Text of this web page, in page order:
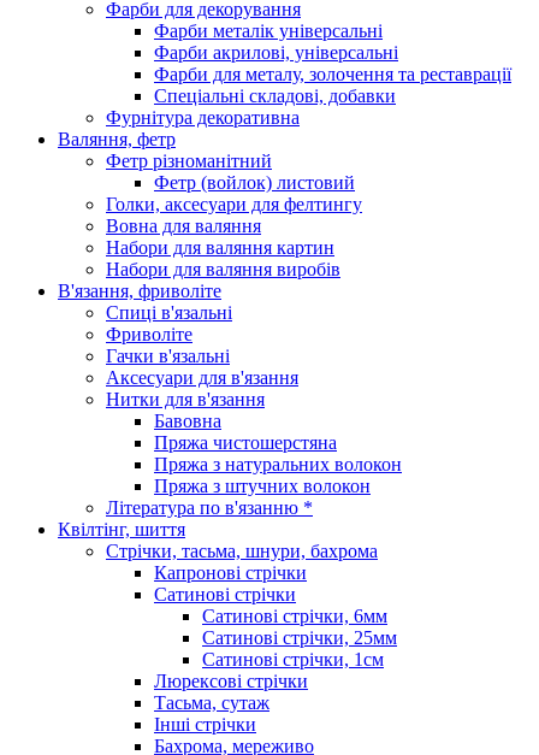
Фарби для декорування
Фарби металік універсальні
Фарби акрилові, універсальні
Фарби для металу, золочення та реставрації
Спеціальні складові, добавки
Фурнітура декоративна
Валяння, фетр
Фетр різноманітний
Фетр (войлок) листовий
Голки, аксесуари для фелтингу
Вовна для валяння
Набори для валяння картин
Набори для валяння виробів
В'язання, фриволіте
Спиці в'язальні
Фриволіте
Гачки в'язальні
Аксесуари для в'язання
Нитки для в'язання
Бавовна
Пряжа чистошерстяна
Пряжа з натуральних волокон
Пряжа з штучних волокон
Література по в'язанню *
Квілтінг, шиття
Стрічки, тасьма, шнури, бахрома
Капронові стрічки
Сатинові стрічки
Сатинові стрічки, 6мм
Сатинові стрічки, 25мм
Сатинові стрічки, 1см
Люрексові стрічки
Тасьма, сутаж
Інші стрічки
Бахрома, мереживо